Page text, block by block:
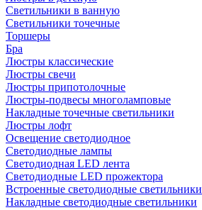
Светильники в ванную
Светильники точечные
Торшеры
Бра
Люстры классические
Люстры свечи
Люстры припотолочные
Люстры-подвесы многоламповые
Накладные точечные светильники
Люстры лофт
Освещение светодиодное
Светодиодные лампы
Светодиодная LED лента
Светодиодные LED прожектора
Встроенные светодиодные светильники
Накладные светодиодные светильники